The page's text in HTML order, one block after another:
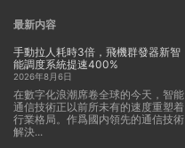
最新内容
手動拉人耗時3倍，飛機群發器新智
能調度系統提速400%
2026年8月6日
在數字化浪潮席卷全球的今天，智能
通信技術正以前所未有的速度重塑着
行業格局。作爲國内領先的通信技術
解決...